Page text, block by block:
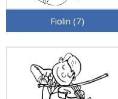
Fiolin (7)